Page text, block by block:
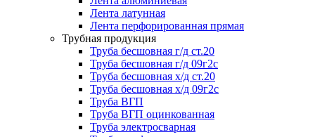
Лента латунная
Лента перфорированная прямая
Трубная продукция
Труба бесшовная г/д ст.20
Труба бесшовная г/д 09г2с
Труба бесшовная х/д ст.20
Труба бесшовная х/д 09г2с
Труба ВГП
Труба ВГП оцинкованная
Труба электросварная